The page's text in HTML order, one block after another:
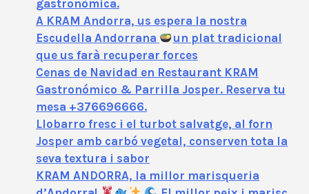
gastronòmica.
A KRAM Andorra, us espera la nostra
Escudella Andorrana
un plat tradicional
que us farà recuperar forces
Cenas de Navidad en Restaurant KRAM
Gastronómico & Parrilla Josper. Reserva tu
mesa +376696666.
Llobarro fresc i el turbot salvatge, al forn
Josper amb carbó vegetal, conserven tota la
seva textura i sabor
KRAM ANDORRA, la millor marisqueria